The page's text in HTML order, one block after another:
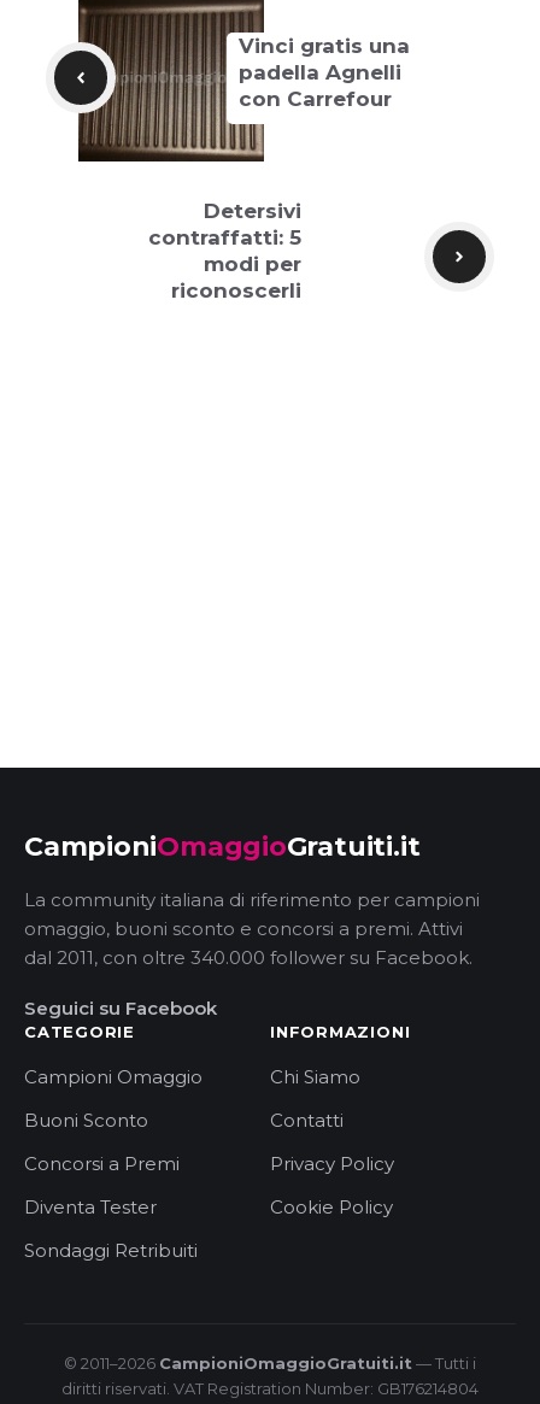
Vinci gratis una
padella Agnelli
con Carrefour
Detersivi
contraffatti: 5
modi per
riconoscerli
CampioniOmaggioGratuiti.it
La community italiana di riferimento per campioni
omaggio, buoni sconto e concorsi a premi. Attivi
dal 2011, con oltre 340.000 follower su Facebook.
Seguici su Facebook
CATEGORIE
Campioni Omaggio
Buoni Sconto
Concorsi a Premi
Diventa Tester
Sondaggi Retribuiti
INFORMAZIONI
Chi Siamo
Contatti
Privacy Policy
Cookie Policy
© 2011–2026 CampioniOmaggioGratuiti.it — Tutti i
diritti riservati. VAT Registration Number: GB176214804